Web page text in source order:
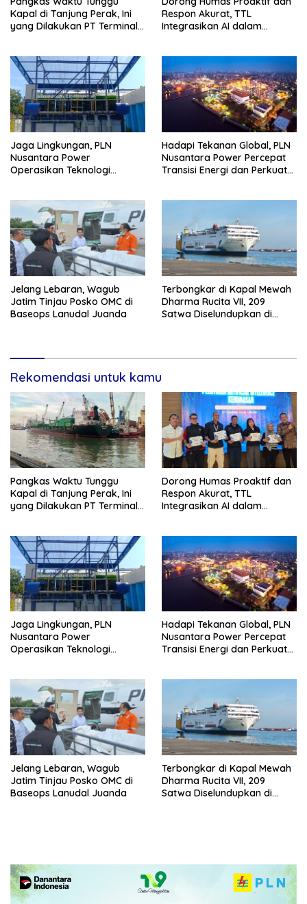
Kapal di Tanjung Perak, Ini
yang Dilakukan PT Terminal
Respon Akurat, TTL
Integrasikan AI dalam
Jaga Lingkungan, PLN
Nusantara Power
Operasikan Teknologi
Pertama di Sektor
Ketenagalistrikan
Hadapi Tekanan Global, PLN
Nusantara Power Percepat
Transisi Energi dan Perkuat
Jelang Lebaran, Wagub
Jatim Tinjau Posko OMC di
Baseops Lanudal Juanda
Terbongkar di Kapal Mewah
Dharma Rucita VII, 209
Satwa Diselundupkan di
Rekomendasi untuk kamu
Pangkas Waktu Tunggu
Kapal di Tanjung Perak, Ini
yang Dilakukan PT Terminal
Dorong Humas Proaktif dan
Respon Akurat, TTL
Integrasikan AI dalam
Jaga Lingkungan, PLN
Nusantara Power
Operasikan Teknologi
Pertama di Sektor
Ketenagalistrikan
Hadapi Tekanan Global, PLN
Nusantara Power Percepat
Transisi Energi dan Perkuat
Jelang Lebaran, Wagub
Jatim Tinjau Posko OMC di
Baseops Lanudal Juanda
Terbongkar di Kapal Mewah
Dharma Rucita VII, 209
Satwa Diselundupkan di